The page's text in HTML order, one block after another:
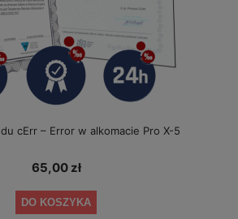
cErr – Error w alkomacie Pro X-5
65,00 zł
DO KOSZYKA